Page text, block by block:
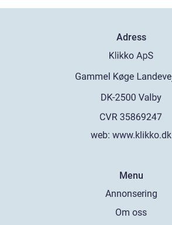
Adress
web: www.klikko.dk
Menu
Annonsering
Om oss